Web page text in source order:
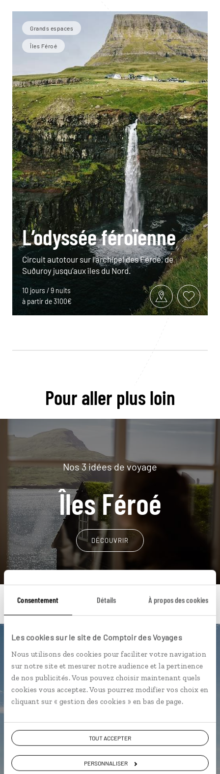
Consentement Détails À propos des cookies
Les cookies sur le site de Comptoir des Voyages
Nous utilisons des cookies pour faciliter votre navigation
sur notre site et mesurer notre audience et la pertinence
de nos publicités. Vous pouvez choisir maintenant quels
cookies vous acceptez. Vous pourrez modifier vos choix en
cliquant sur « gestion des cookies » en bas de page.
TOUT ACCEPTER
PERSONNALISER
Grands espaces
Îles Féroé
L’odyssée féroïenne
Circuit autotour sur l’archipel des Féroé, de
Suðuroy jusqu’aux îles du Nord.
10 jours / 9 nuits
à partir de 3100€
Pour aller plus loin
Nos 3 idées de voyage
Îles Féroé
DÉCOUVRIR
Une envie de voyage
particulière ?
Île de Streymoy
Île de Kunoy Île de Suduroy